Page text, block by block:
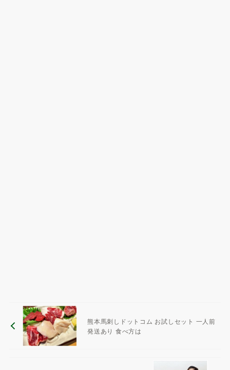
熊本馬刺しドットコム お試しセット 一人前
発送あり 食べ方は